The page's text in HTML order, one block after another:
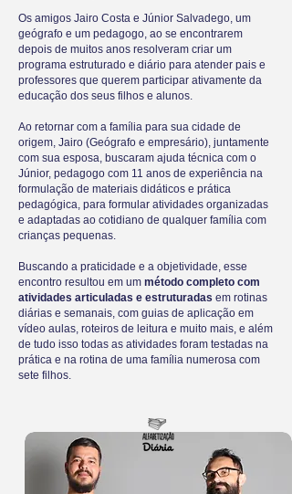
Os amigos Jairo Costa e Júnior Salvadego, um
geógrafo e um pedagogo, ao se encontrarem
depois de muitos anos resolveram criar um
programa estruturado e diário para atender pais e
professores que querem participar ativamente da
educação dos seus filhos e alunos.
Ao retornar com a família para sua cidade de
origem, Jairo (Geógrafo e empresário), juntamente
com sua esposa, buscaram ajuda técnica com o
Júnior, pedagogo com 11 anos de experiência na
formulação de materiais didáticos e prática
pedagógica, para formular atividades organizadas
e adaptadas ao cotidiano de qualquer família com
crianças pequenas.
Buscando a praticidade e a objetividade, esse
encontro resultou em um método completo com
atividades articuladas e estruturadas em rotinas
diárias e semanais, com guias de aplicação em
vídeo aulas, roteiros de leitura e muito mais, e além
de tudo isso todas as atividades foram testadas na
prática e na rotina de uma família numerosa com
sete filhos.